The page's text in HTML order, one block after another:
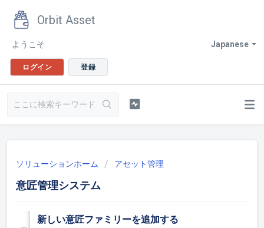
Orbit Asset
Japanese
ようこそ
ログイン 登録
ソリューションホーム アセット管理
意匠管理システム
新しい意匠ファミリーを追加する